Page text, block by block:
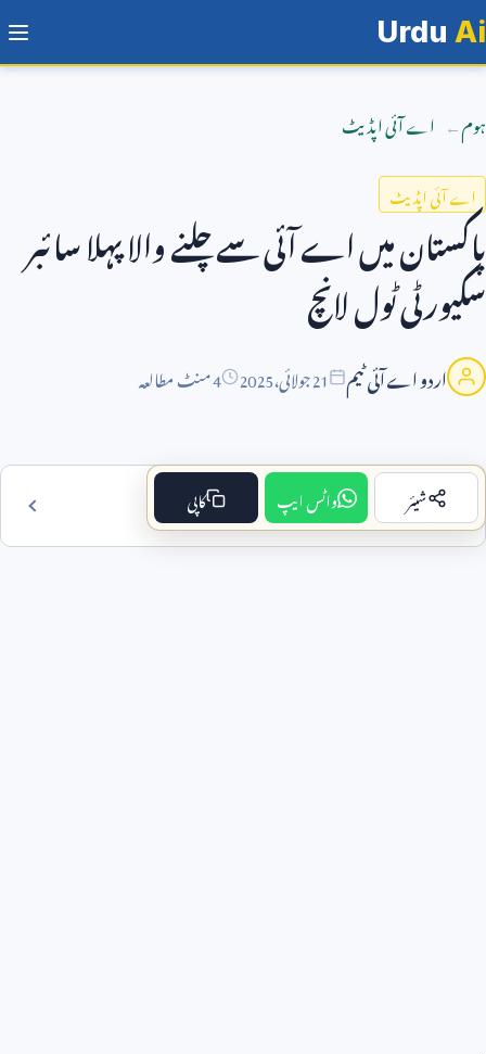
Urdu Ai
ہوم اے آئی اپڈیٹ
اے آئی اپڈیٹ
پاکستان میں اے آئی سے چلنے والا پہلا سائبر
سکیورٹی ٹول لانچ
اردو اے آئی ٹیم 21جولائی،2025 4 منٹ مطالعہ
فہرست مضمون
شیئر واٹس ایپ کاپی